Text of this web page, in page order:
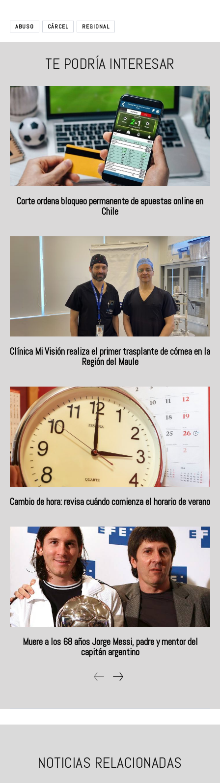
ABUSO CÁRCEL REGIONAL
TE PODRÍA INTERESAR
Corte ordena bloqueo permanente de apuestas online en
Chile
Clínica Mi Visión realiza el primer trasplante de córnea en la
Región del Maule
Cambio de hora: revisa cuándo comienza el horario de verano
Muere a los 68 años Jorge Messi, padre y mentor del
capitán argentino
NOTICIAS RELACIONADAS